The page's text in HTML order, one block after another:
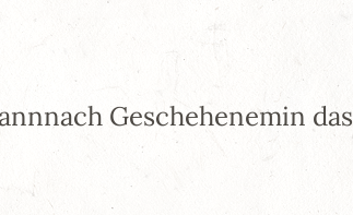
Geschehenemin das